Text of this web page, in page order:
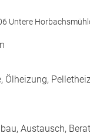
Untere
Austausch,